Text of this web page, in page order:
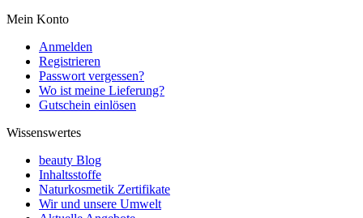
Mein Konto
Anmelden
Registrieren
Passwort vergessen?
Wo ist meine Lieferung?
Gutschein einlösen
Wissenswertes
beauty Blog
Inhaltsstoffe
Naturkosmetik Zertifikate
Wir und unsere Umwelt